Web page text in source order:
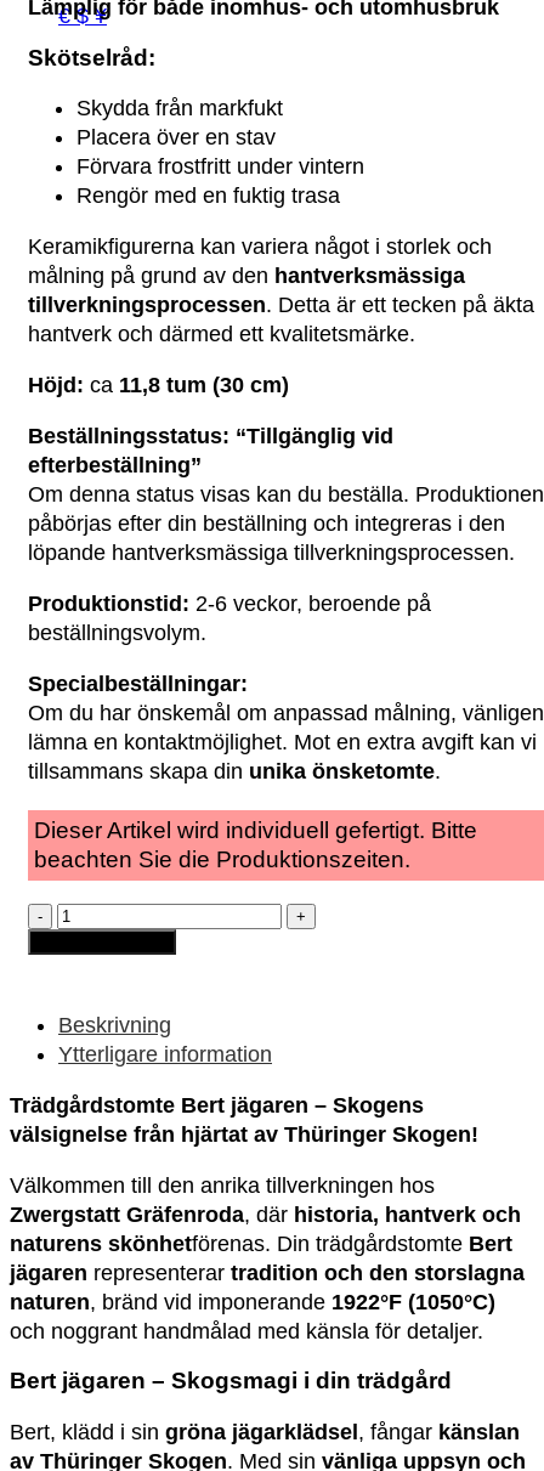
€ $ ¥
Lämplig för både inomhus- och utomhusbruk
Skötselråd:
Skydda från markfukt
Placera över en stav
Förvara frostfritt under vintern
Rengör med en fuktig trasa
Keramikfigurerna kan variera något i storlek och
målning på grund av den hantverksmässiga
tillverkningsprocessen. Detta är ett tecken på äkta
hantverk och därmed ett kvalitetsmärke.
Höjd: ca 11,8 tum (30 cm)
Beställningsstatus: “Tillgänglig vid
efterbeställning”
Om denna status visas kan du beställa. Produktionen
påbörjas efter din beställning och integreras i den
löpande hantverksmässiga tillverkningsprocessen.
Produktionstid: 2-6 veckor, beroende på
beställningsvolym.
Specialbeställningar:
Om du har önskemål om anpassad målning, vänligen
lämna en kontaktmöjlighet. Mot en extra avgift kan vi
tillsammans skapa din unika önsketomte.
Dieser Artikel wird individuell gefertigt. Bitte
beachten Sie die Produktionszeiten.
Trädgårdstomte
-
Bert
Beskrivning
Ytterligare information
Trädgårdstomte Bert jägaren – Skogens
välsignelse från hjärtat av Thüringer Skogen!
Välkommen till den anrika tillverkningen hos
Zwergstatt Gräfenroda, där historia, hantverk och
naturens skönhetförenas. Din trädgårdstomte Bert
jägaren representerar tradition och den storslagna
naturen, bränd vid imponerande 1922°F (1050°C)
och noggrant handmålad med känsla för detaljer.
Bert jägaren – Skogsmagi i din trädgård
Bert, klädd i sin gröna jägarklädsel , fångar känslan
av Thüringer Skogen. Med sin vänliga uppsyn och